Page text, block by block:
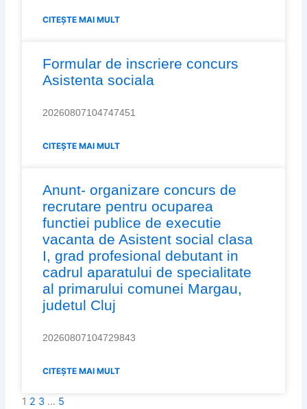
CITEȘTE MAI MULT
Formular de inscriere concurs
Asistenta sociala
20260807104747451
CITEȘTE MAI MULT
Anunt- organizare concurs de
recrutare pentru ocuparea
functiei publice de executie
vacanta de Asistent social clasa
I, grad profesional debutant in
cadrul aparatului de specialitate
al primarului comunei Margau,
judetul Cluj
20260807104729843
CITEȘTE MAI MULT
1 2 3 … 5